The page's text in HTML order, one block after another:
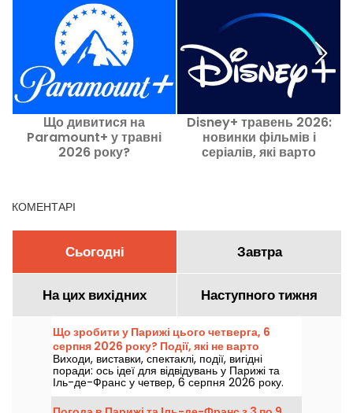
Що дивитися на
Paramount+ у травні
2026 року?
Disney+ травень 2026:
новинки фільмів і
серіалів, які варто
КОМЕНТАРІ
Сьогодні Завтра
На цих вихідних Наступного тижня
Що зробити у Парижі цього четверга, 6
серпня 2026 року? Події, які не варто
пропускати
Виходи, виставки, спектаклі, події, вигідні
поради: ось ідеї для відвідувань у Парижі та
Іль-де-Франс у четвер, 6 серпня 2026 року.